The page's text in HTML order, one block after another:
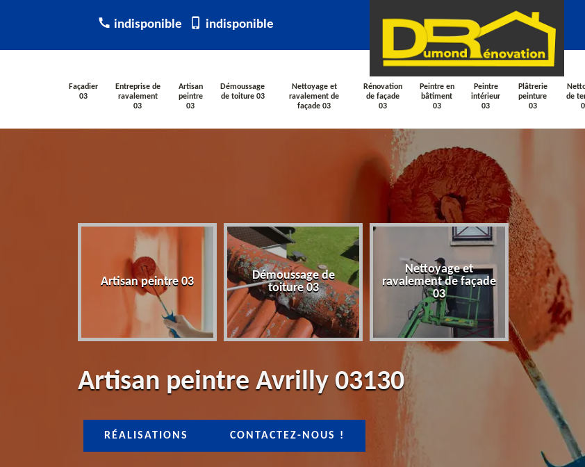
indisponible indisponible
Façadier
03
Entreprise de
ravalement
03
Artisan
peintre
03
Démoussage
de toiture 03
Nettoyage et
ravalement de
façade 03
Rénovation
de façade
03
Peintre en
bâtiment
03
Peintre
intérieur
03
Plâtrerie
peinture
03
de
Artisan peintre 03
Démoussage de
toiture 03
Nettoyage et
ravalement de façade
03
Artisan peintre Avrilly 03130
RÉALISATIONS CONTACTEZ-NOUS !